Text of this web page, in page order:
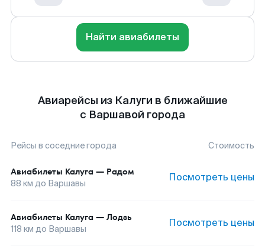
Найти авиабилеты
Авиарейсы из Калуги в ближайшие
с Варшавой города
Рейсы в соседние города Стоимость
Авиабилеты Калуга — Радом
88 км до Варшавы Посмотреть цены
Авиабилеты Калуга — Лодзь
118 км до Варшавы Посмотреть цены